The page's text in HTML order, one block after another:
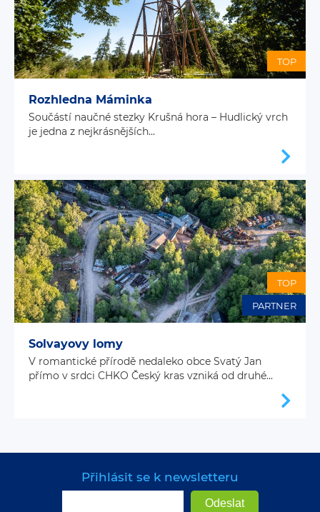
TOP
Rozhledna Máminka
Součástí naučné stezky Krušná hora – Hudlický vrch
je jedna z nejkrásnějších...
PARTNER
TOP
Solvayovy lomy
V romantické přírodě nedaleko obce Svatý Jan
přímo v srdci CHKO Český kras vzniká od druhé...
Přihlásit se k newsletteru